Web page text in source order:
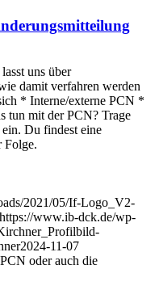
uns über
damit verfahren werden
* Interne/externe PCN *
tun mit der PCN? Trage
Du findest eine
Folge.
2021/05/If-Logo_V2-
https://www.ib-dck.de/wp-
2024-11-07
oder auch die